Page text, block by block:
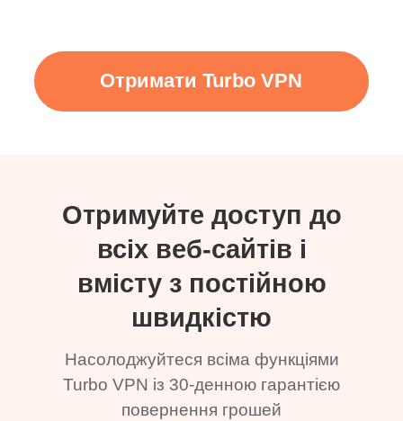
Отримати Turbo VPN
Отримуйте доступ до
всіх веб-сайтів і
вмісту з постійною
швидкістю
Насолоджуйтеся всіма функціями
Turbo VPN із 30-денною гарантією
повернення грошей